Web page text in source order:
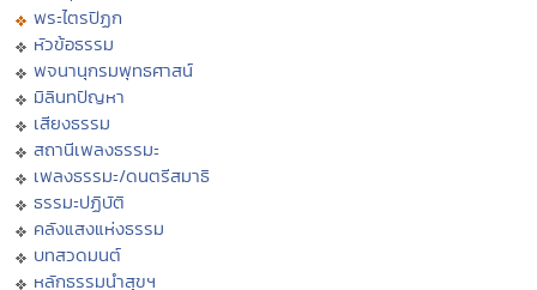
พระไตรปิฏก
หัวข้อธรรม
พจนานุกรมพุทธศาสน์
มิลินทปัญหา
เสียงธรรม
สถานีเพลงธรรมะ
เพลงธรรมะ/ดนตรีสมาธิ
ธรรมะปฏิบัติ
คลังแสงแห่งธรรม
บทสวดมนต์
หลักธรรมนำสุขฯ